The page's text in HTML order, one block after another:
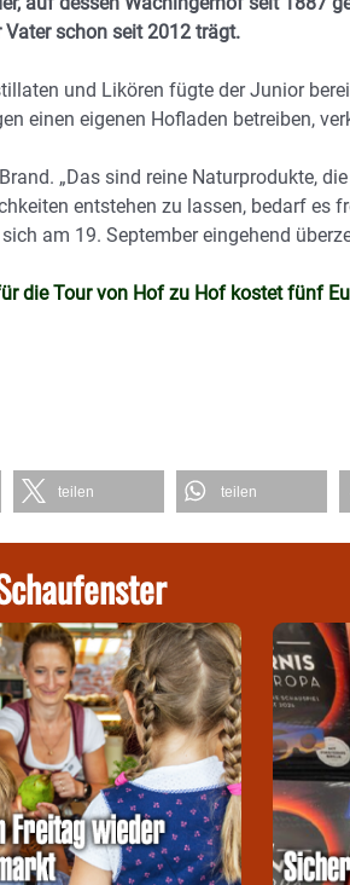
Vater schon seit 2012 trägt.
und Likören fügte der Junior
einen eigenen Hofladen betreiben,
„Das sind reine Naturprodukte,
entstehen zu lassen, bedarf es
am 19. September eingehend
die Tour von Hof zu Hof kostet fünf
teilen teilen